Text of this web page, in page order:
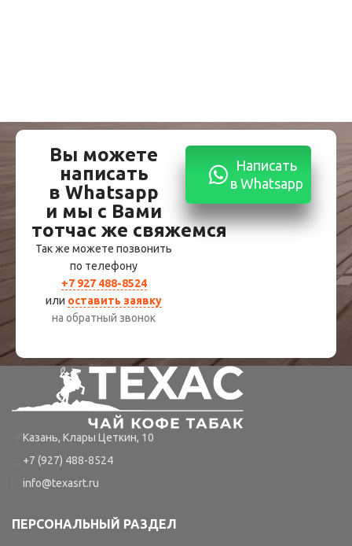
Вы можете
написать
в Whatsapp
и мы с Вами
тотчас же свяжемся
Так же можете позвонить
по телефону
+7 927 488-8524
или оставить заявку
на обратный звонок
Написать
в Whatsapp
Казань, Клары Цеткин, 10
+7 (927) 488-8524
info@texasrt.ru
ПЕРСОНАЛЬНЫЙ РАЗДЕЛ